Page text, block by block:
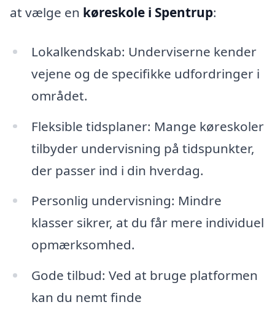
at vælge en køreskole i Spentrup:
Lokalkendskab: Underviserne kender
vejene og de specifikke udfordringer i
området.
Fleksible tidsplaner: Mange køreskoler
tilbyder undervisning på tidspunkter,
der passer ind i din hverdag.
Personlig undervisning: Mindre
klasser sikrer, at du får mere individuel
opmærksomhed.
Gode tilbud: Ved at bruge platformen
kan du nemt finde